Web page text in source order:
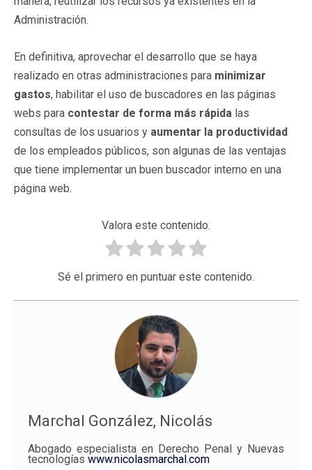
Administración.
En definitiva, aprovechar el desarrollo que se haya
realizado en otras administraciones para minimizar
gastos, habilitar el uso de buscadores en las páginas
webs para contestar de forma más rápida las
consultas de los usuarios y aumentar la productividad
de los empleados públicos, son algunas de las ventajas
que tiene implementar un buen buscador interno en una
página web.
Valora este contenido.
Sé el primero en puntuar este contenido.
Marchal González, Nicolás
Abogado especialista en Derecho Penal y Nuevas
tecnologías www.nicolasmarchal.com